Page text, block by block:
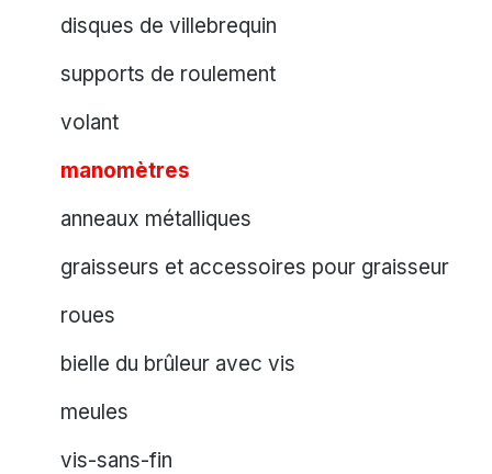
disques de villebrequin
supports de roulement
volant
manomètres
anneaux métalliques
graisseurs et accessoires pour graisseur
roues
bielle du brûleur avec vis
meules
vis-sans-fin